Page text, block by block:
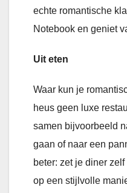
echte romantische
Notebook en geniet
Uit eten
Waar kun je
heus geen luxe
samen bijvoorbeeld
gaan of naar een
beter: zet je diner
op een stijlvolle